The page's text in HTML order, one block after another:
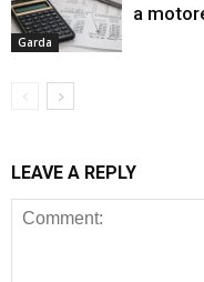
Garda
a
LEAVE A REPLY